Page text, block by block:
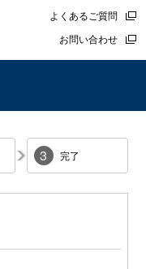
よくあるご質問
お問い合わせ
3 完了